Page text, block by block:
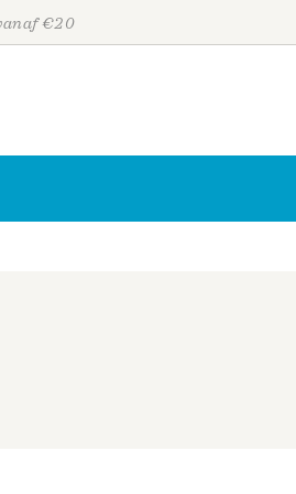
€20
Personen